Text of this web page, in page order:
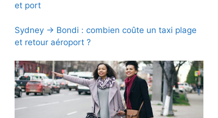
et port
Sydney → Bondi : combien coûte un taxi plage
et retour aéroport ?